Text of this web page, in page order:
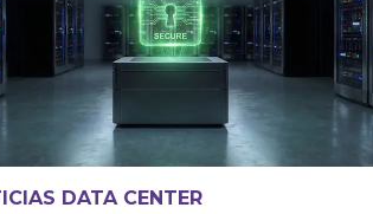
DATA CENTER